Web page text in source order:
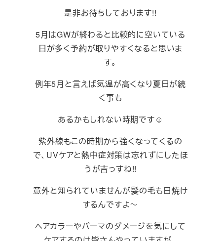
是非お待ちしております!!
5月はGWが終わると比較的に空いている
日が多く予約が取りやすくなると思いま
す。
例年5月と言えば気温が高くなり夏日が続
く事も
あるかもしれない時期です☺︎
紫外線もこの時期から強くなってくるの
で、UVケアと熱中症対策は忘れずにしたほ
うが吉っすね!!
意外と知られていませんが髪の毛も日焼け
するんですよ～
ヘアカラーやパーマのダメージを気にして